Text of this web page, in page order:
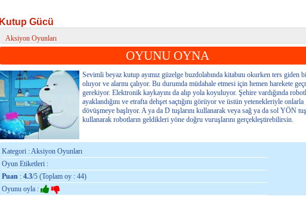
Kutup Gücü
Aksiyon Oyunları
OYUNU OYNA
Sevimli beyaz kutup ayımız güzelge buzdolabında kitabını okurken ters giden
oluyor ve alarmı çalıyor. Bu durumda müdahale etmesi için hemen harekete
gerekiyor. Elektronik kaykayını da alıp yola koyuluyor. Şehire vardığında
ayaklandığını ve etrafta dehşet saçtığını görüyor ve üstün yetenekleriyle onlarla
dövüşmeye başlıyor. A ya da D tuşlarını kullanarak veya sağ ya da sol YÖN
kullanarak robotların geldikleri yöne doğru vuruşlarını gerçekleştirebilirsin.
Kategori : Aksiyon Oyunları
Oyun Etiketleri :
Puan : 4.3/5 (Toplam oy : 44)
Oyunu oyla :